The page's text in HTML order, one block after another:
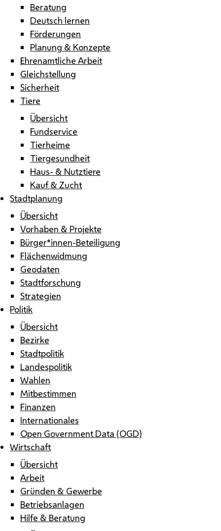
Beratung
Deutsch lernen
Förderungen
Planung & Konzepte
Ehrenamtliche Arbeit
Gleichstellung
Sicherheit
Tiere
Übersicht
Fundservice
Tierheime
Tiergesundheit
Haus- & Nutztiere
Kauf & Zucht
Stadtplanung
Übersicht
Vorhaben & Projekte
Bürger*innen-Beteiligung
Flächenwidmung
Geodaten
Stadtforschung
Strategien
Politik
Übersicht
Bezirke
Stadtpolitik
Landespolitik
Wahlen
Mitbestimmen
Finanzen
Internationales
Open Government Data (OGD)
Wirtschaft
Übersicht
Arbeit
Gründen & Gewerbe
Betriebsanlagen
Hilfe & Beratung